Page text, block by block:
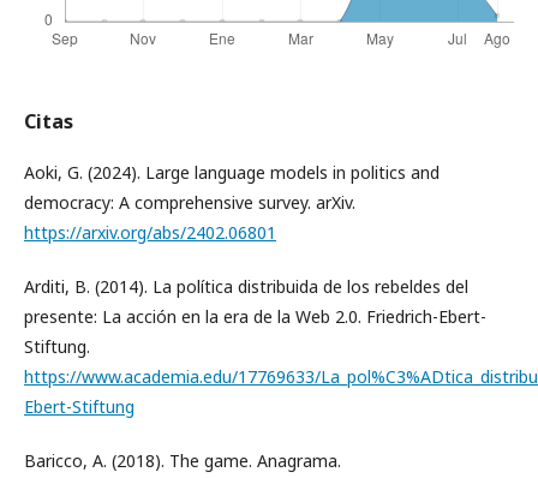
Citas
Aoki, G. (2024). Large language models in politics and
democracy: A comprehensive survey. arXiv.
https://arxiv.org/abs/2402.06801
Arditi, B. (2014). La política distribuida de los rebeldes del
presente: La acción en la era de la Web 2.0. Friedrich-Ebert-
Stiftung.
https://www.academia.edu/17769633/
Ebert-Stiftung
Baricco, A. (2018). The game. Anagrama.